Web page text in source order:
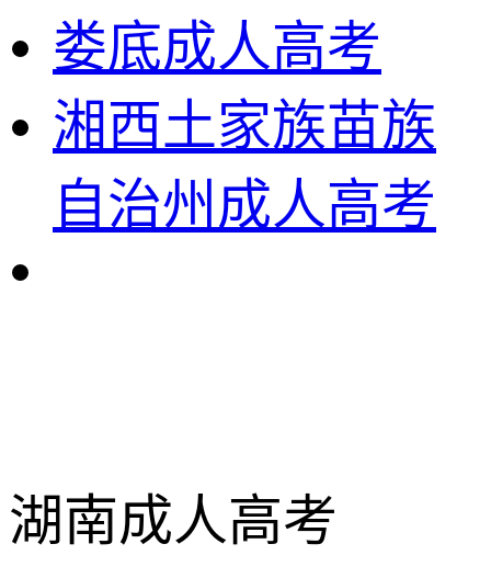
娄底成人高考
湘西土家族苗族
自治州成人高考
湖南成人高考